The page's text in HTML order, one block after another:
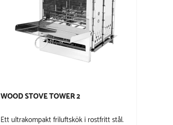
WOOD STOVE TOWER 2
Ett ultrakompakt friluftskök i rostfritt stål.